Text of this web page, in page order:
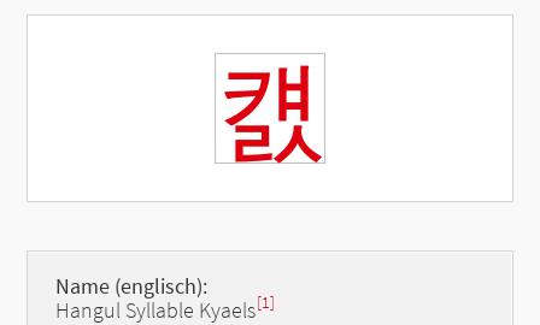
컔
Name (englisch):
Hangul Syllable Kyaels[1]